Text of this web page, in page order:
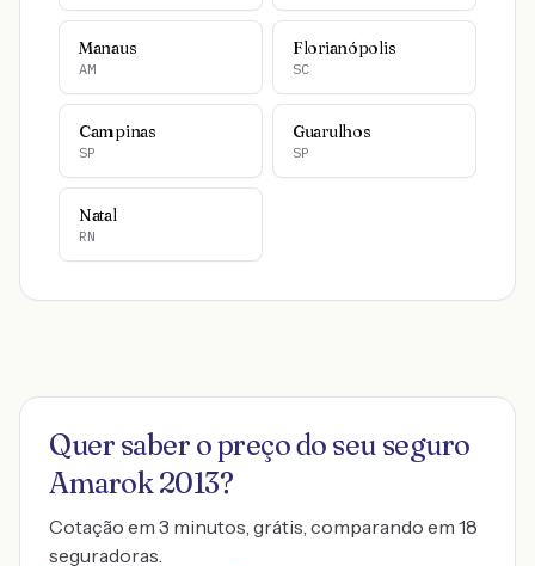
Manaus
AM
Florianópolis
SC
Campinas
SP
Guarulhos
SP
Natal
RN
Quer saber o preço do seu seguro
Amarok 2013?
Cotação em 3 minutos, grátis, comparando em 18
seguradoras.